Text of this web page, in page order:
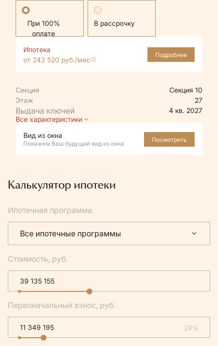
Стандартная В рассрочку
Ипотека
от 243 520 руб./мес
Подробнее
Секция
Секция 10
Этаж
27
4 кв. 2027
Все характеристики
Вид из окна
Покажем Ваш будущий вид из окна
Посмотреть
Калькулятор ипотеки
Ипотечная программа
Все ипотечные программы
Стоимость, руб.
Первоначальный взнос, руб.
29%